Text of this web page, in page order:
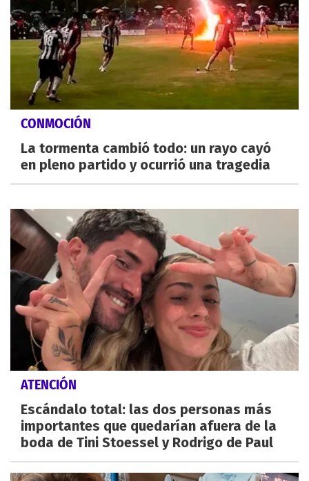
CONMOCIÓN
La tormenta cambió todo: un rayo cayó
en pleno partido y ocurrió una tragedia
ATENCIÓN
Escándalo total: las dos personas más
importantes que quedarían afuera de la
boda de Tini Stoessel y Rodrigo de Paul